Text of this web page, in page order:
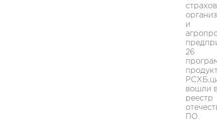
и
26
вошли
реестр
ПО.